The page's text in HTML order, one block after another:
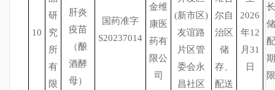
10
研
究
所
有
限
金维
康医
药有
限公
司
(新市区)
友谊路
片区管
委会永
昌社区
尔自
治区
储
存、
配送
2026
年12
月31
日
长
储
配
期
限
肝炎
疫苗
（酿
酒酵
母）
国药准字
S20237014